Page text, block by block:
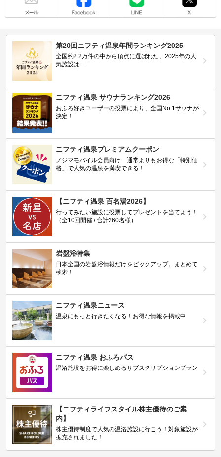
第20回ニフティ温泉年間ランキング2025
全国約2.2万件の中から頂点に選ばれた、2025年の人
気施設は…
ニフティ温泉 サウナランキング2026
おふろ好きユーザーの投票により、全国No.1サウナが
決定！
ニフティ温泉プレミアムクーポン
ノジマモバイル会員向け 通常よりもお得な「特別価
格」で人気の温泉を満喫できる！
【ニフティ温泉 百名湯2026】
行ってみたい施設に投票してプレゼントを当てよう！
（全10回開催 / 合計260名様）
岩盤浴特集
日本全国の岩盤浴情報だけをピックアップ。まとめて
検索！
ニフティ温泉ニュース
温泉にもっと行きたくなる！お得な情報を掲載中
ニフティ温泉 おふろパス
温浴施設をお得に楽しめるサブスクリプションプラン
【ニフティライフスタイル株主優待のご案
内】
株主優待制度で人気の温浴施設に行こう！対象施設が
拡充されました！